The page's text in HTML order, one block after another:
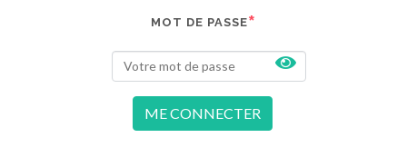
MOT DE PASSE
ME CONNECTER